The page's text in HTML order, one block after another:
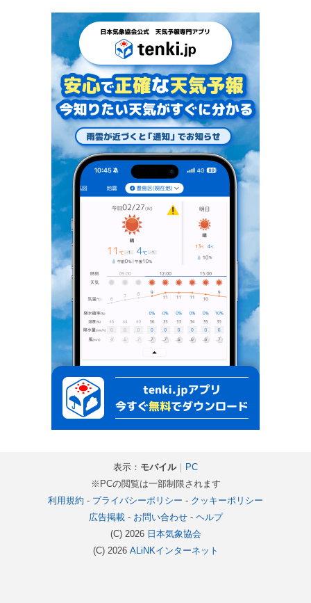
表示： モバイル｜ PC
※PCの閲覧は一部制限されます
利用規約 - プライバシーポリシー - クッキーポリシー
広告掲載- お問い合わせ- ヘルプ
(C) 2026 日本気象協会
(C) 2026 ALiNKインターネット